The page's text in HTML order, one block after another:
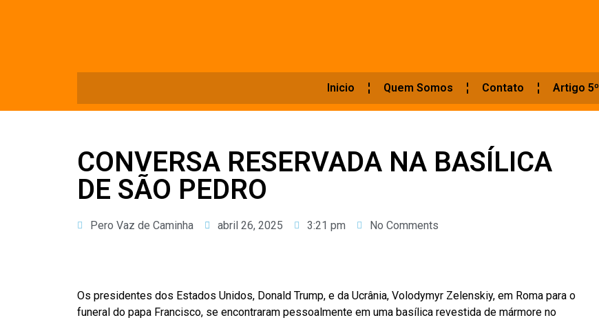
Inicio Quem Somos Contato Artigo 5º
CONVERSA RESERVADA NA BASÍLICA
DE SÃO PEDRO
Pero Vaz de Caminha abril 26, 2025 3:21 pm No Comments
Os presidentes dos Estados Unidos, Donald Trump, e da Ucrânia, Volodymyr Zelenskiy, em Roma para o
funeral do papa Francisco, se encontraram pessoalmente em uma basílica revestida de mármore no